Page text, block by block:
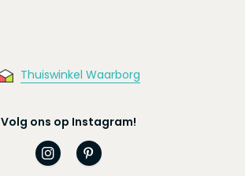
Thuiswinkel Waarborg
Volg ons op Instagram!